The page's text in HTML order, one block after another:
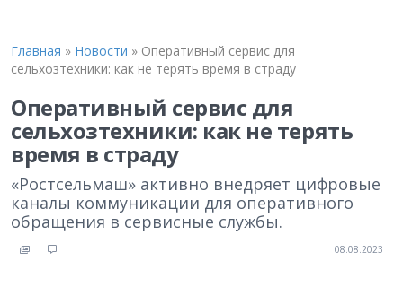
Главная » Новости » Оперативный сервис для
сельхозтехники: как не терять время в страду
Оперативный сервис для
сельхозтехники: как не терять
время в страду
«Ростсельмаш» активно внедряет цифровые
каналы коммуникации для оперативного
обращения в сервисные службы.
08.08.2023